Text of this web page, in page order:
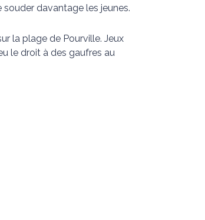
davantage les jeunes.
la plage de Pourville. Jeux
le droit à des gaufres au